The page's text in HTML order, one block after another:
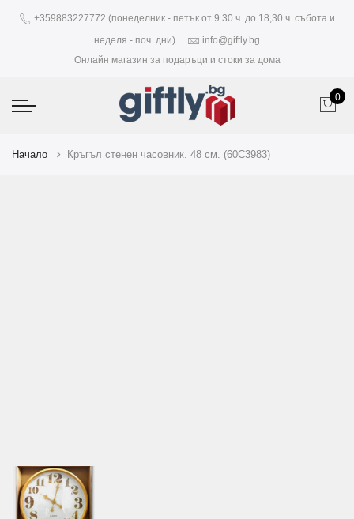
+359883227772 (понеделник - петък от 9.30 ч. до 18,30 ч. събота и
неделя - поч. дни)
info@giftly.bg
Онлайн магазин за подаръци и стоки за дома
0
Начало Кръгъл стенен часовник. 48 см. (60C3983)